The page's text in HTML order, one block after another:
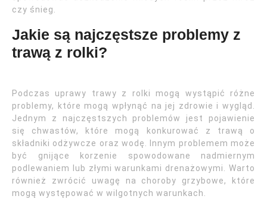
czy śnieg.
Jakie są najczęstsze problemy z
trawą z rolki?
Podczas uprawy trawy z rolki mogą wystąpić różne
problemy, które mogą wpłynąć na jej zdrowie i wygląd.
Jednym z najczęstszych problemów jest pojawienie
się chwastów, które mogą konkurować z trawą o
składniki odżywcze oraz wodę. Innym problemem może
być gnijące korzenie spowodowane nadmiernym
podlewaniem lub złymi warunkami drenażowymi. Warto
również zwrócić uwagę na choroby grzybowe, które
mogą występować w wilgotnych warunkach.